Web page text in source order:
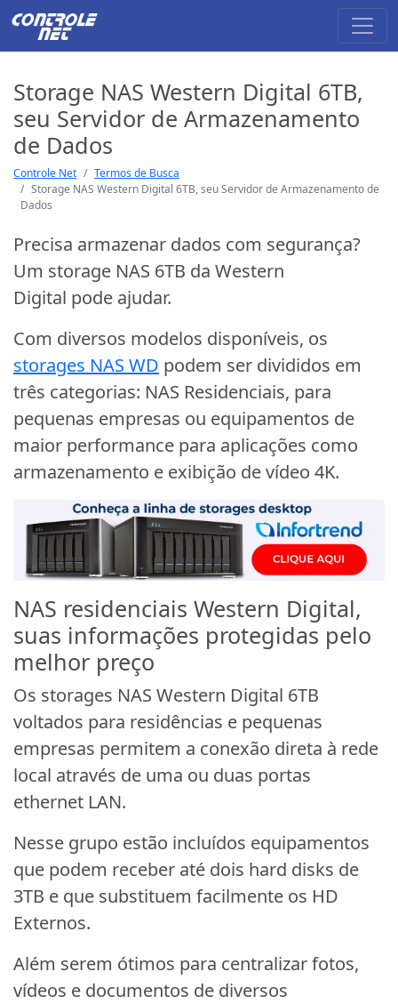
Storage NAS Western Digital 6TB,
seu Servidor de Armazenamento
de Dados
Controle Net
Termos de Busca
Storage NAS Western Digital 6TB, seu Servidor de Armazenamento de
Dados
Precisa armazenar dados com segurança?
Um storage NAS 6TB da Western
Digital pode ajudar.
Com diversos modelos disponíveis, os
storages NAS WD podem ser divididos em
três categorias: NAS Residenciais, para
pequenas empresas ou equipamentos de
maior performance para aplicações como
armazenamento e exibição de vídeo 4K.
NAS residenciais Western Digital,
suas informações protegidas pelo
melhor preço
Os storages NAS Western Digital 6TB
voltados para residências e pequenas
empresas permitem a conexão direta à rede
local através de uma ou duas portas
ethernet LAN.
Nesse grupo estão incluídos equipamentos
que podem receber até dois hard disks de
3TB e que substituem facilmente os HD
Externos.
Além serem ótimos para centralizar fotos,
vídeos e documentos de diversos